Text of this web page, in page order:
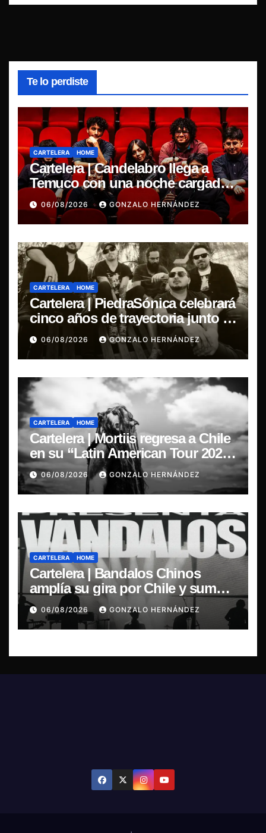
Te lo perdiste
CARTELERA HOME
Cartelera | Candelabro llega a
Temuco con una noche cargada
de indie
06/08/2026 GONZALO HERNÁNDEZ
CARTELERA HOME
Cartelera | PiedraSónica celebrará
cinco años de trayectoria junto a
The Ganjas en el Bar de René
06/08/2026 GONZALO HERNÁNDEZ
CARTELERA HOME
Cartelera | Mortiis regresa a Chile
en su “Latin American Tour 2026”
y exclusivo show en Sala RBX
06/08/2026 GONZALO HERNÁNDEZ
CARTELERA HOME
Cartelera | Bandalos Chinos
amplía su gira por Chile y suma
concierto en Concepción
06/08/2026 GONZALO HERNÁNDEZ